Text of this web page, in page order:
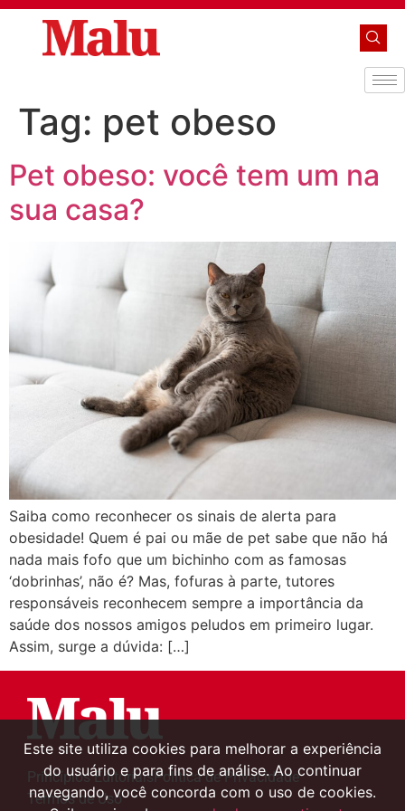
Tag: pet obeso
Pet obeso: você tem um na
sua casa?
Saiba como reconhecer os sinais de alerta para
obesidade! Quem é pai ou mãe de pet sabe que não há
nada mais fofo que um bichinho com as famosas
‘dobrinhas’, não é? Mas, fofuras à parte, tutores
responsáveis reconhecem sempre a importância da
saúde dos nossos amigos peludos em primeiro lugar.
Assim, surge a dúvida: […]
Princípios EditoriaisPolítica de Privacidade
Termos de Uso
Este site utiliza cookies para melhorar a experiência
do usuário e para fins de análise. Ao continuar
navegando, você concorda com o uso de cookies.